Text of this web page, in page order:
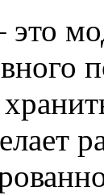
это